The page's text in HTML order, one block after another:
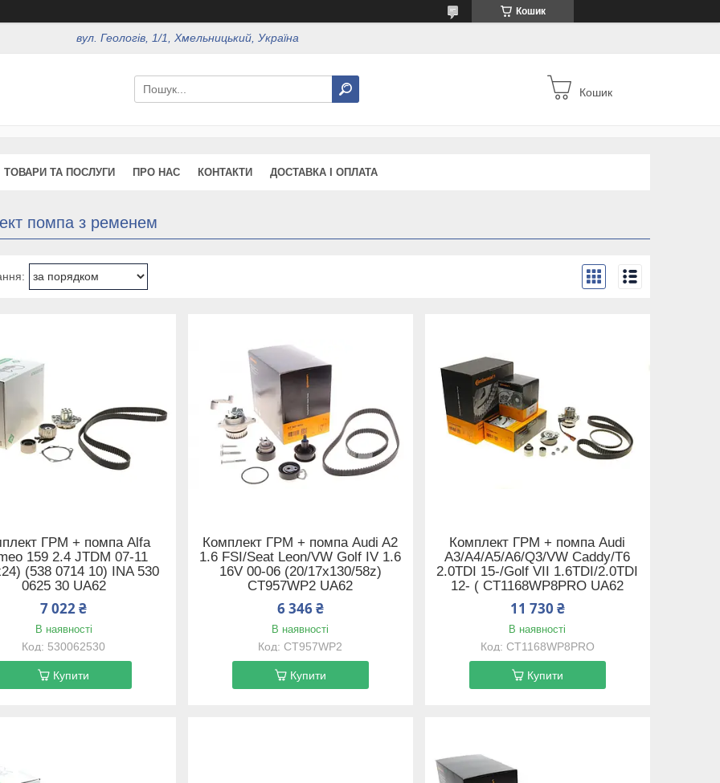
Кошик
вул. Геологів, 1/1, Хмельницький, Україна
Кошик
ТОВАРИ ТА ПОСЛУГИ ПРО НАС КОНТАКТИ ДОСТАВКА І ОПЛАТА
помпа з ременем
ГРМ + помпа Alfa
159 2.4 JTDM 07-11
(538 0714 10) INA 530
0625 30 UA62
7 022 ₴
В наявності
530062530
Купити
Комплект ГРМ + помпа Audi A2
1.6 FSI/Seat Leon/VW Golf IV 1.6
16V 00-06 (20/17x130/58z)
CT957WP2 UA62
6 346 ₴
В наявності
CT957WP2
Купити
Комплект ГРМ + помпа Audi
A3/A4/A5/A6/Q3/VW Caddy/T6
2.0TDI 15-/Golf VII 1.6TDI/2.0TDI
12- ( CT1168WP8PRO UA62
11 730 ₴
В наявності
CT1168WP8PRO
Купити